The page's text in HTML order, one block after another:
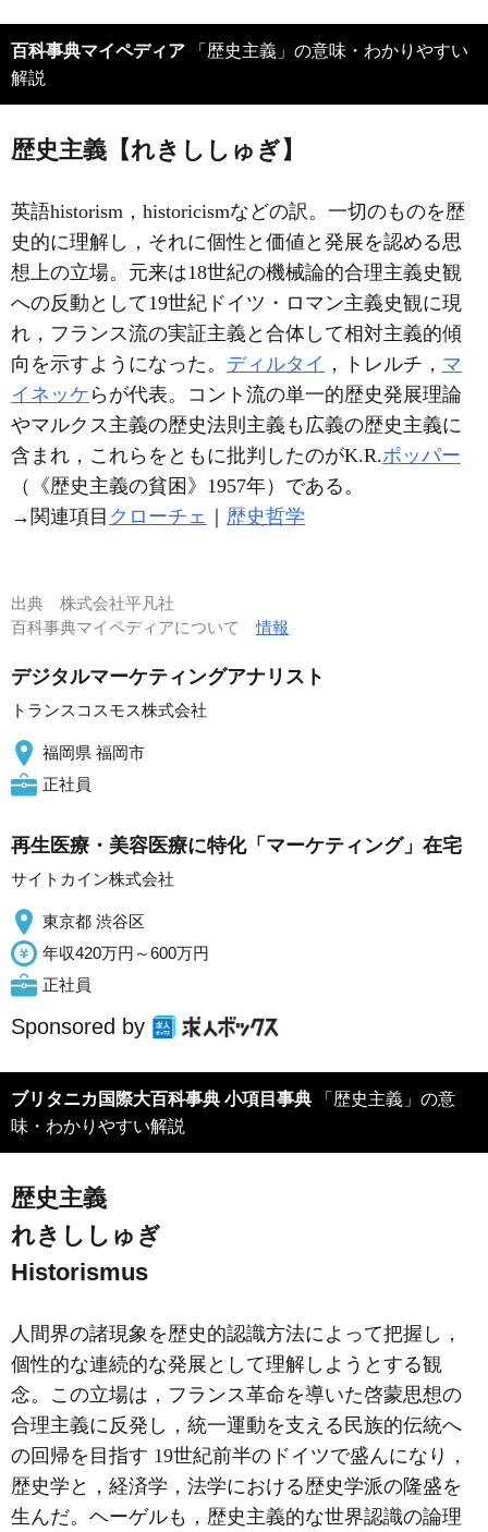
百科事典マイペディア 「歴史主義」の意味・わかりやすい
解説
歴史主義【れきししゅぎ】
英語historism，historicismなどの訳。一切のものを歴
史的に理解し，それに個性と価値と発展を認める思
想上の立場。元来は18世紀の機械論的合理主義史観
への反動として19世紀ドイツ・ロマン主義史観に現
れ，フランス流の実証主義と合体して相対主義的傾
向を示すようになった。 ディルタイ ，トレルチ， マ
イネッケ らが代表。コント流の単一的歴史発展理論
やマルクス主義の歴史法則主義も広義の歴史主義に
含まれ，これらをともに批判したのがK.R.ポッパー
（《歴史主義の貧困》1957年）である。
→関連項目 クローチェ 歴史哲学
出典 株式会社平凡社
百科事典マイペディアについて情報
デジタルマーケティングアナリスト
トランスコスモス株式会社
福岡県 福岡市
正社員
再生医療・美容医療に特化「マーケティング」在宅
サイトカイン株式会社
東京都 渋谷区
年収420万円～600万円
正社員
Sponsored by
ブリタニカ国際大百科事典 小項目事典 「歴史主義」の意
味・わかりやすい解説
歴史主義
れきししゅぎ
Historismus
人間界の諸現象を歴史的認識方法によって把握し，
個性的な連続的な発展として理解しようとする観
念。この立場は，フランス革命を導いた啓蒙思想の
合理主義に反発し，統一運動を支える民族的伝統へ
の回帰を目指す 19世紀前半のドイツで盛んになり，
歴史学と，経済学，法学における歴史学派の隆盛を
生んだ。ヘーゲルも，歴史主義的な世界認識の論理